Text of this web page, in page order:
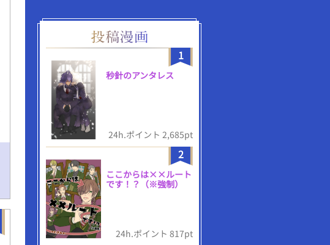
1
秒針のアンタレス
24h.ポイント 2,685pt
2
ここからは××ルート
です！？（※強制）
24h.ポイント 817pt